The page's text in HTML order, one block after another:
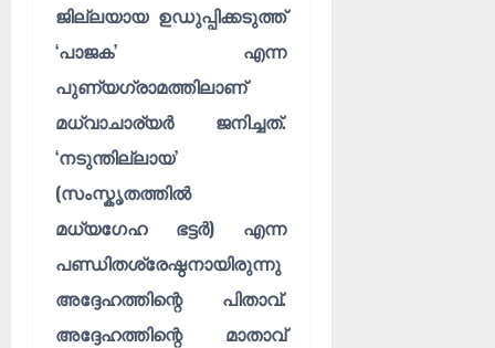
ജില്ലയായ ഉഡുപ്പിക്കടുത്ത്
‘പാജക’ എന്ന
പുണ്യഗ്രാമത്തിലാണ്
മധ്വാചാര്യർ ജനിച്ചത്.
‘നടുന്തില്ലായ’
(സംസ്കൃതത്തിൽ
മധ്യഗേഹ ഭട്ടർ) എന്ന
പണ്ഡിതശ്രേഷ്ഠനായിരുന്നു
അദ്ദേഹത്തിന്റെ പിതാവ്.
അദ്ദേഹത്തിന്റെ മാതാവ്